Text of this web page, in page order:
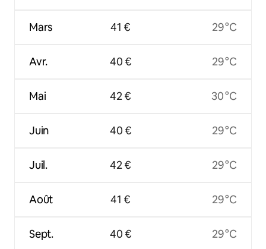
Mars
Avr.
Mai
Juin
Juil.
Août
Sept.
41 €
40 €
42 €
40 €
42 €
41 €
40 €
29 °C
29 °C
30 °C
29 °C
29 °C
29 °C
29 °C